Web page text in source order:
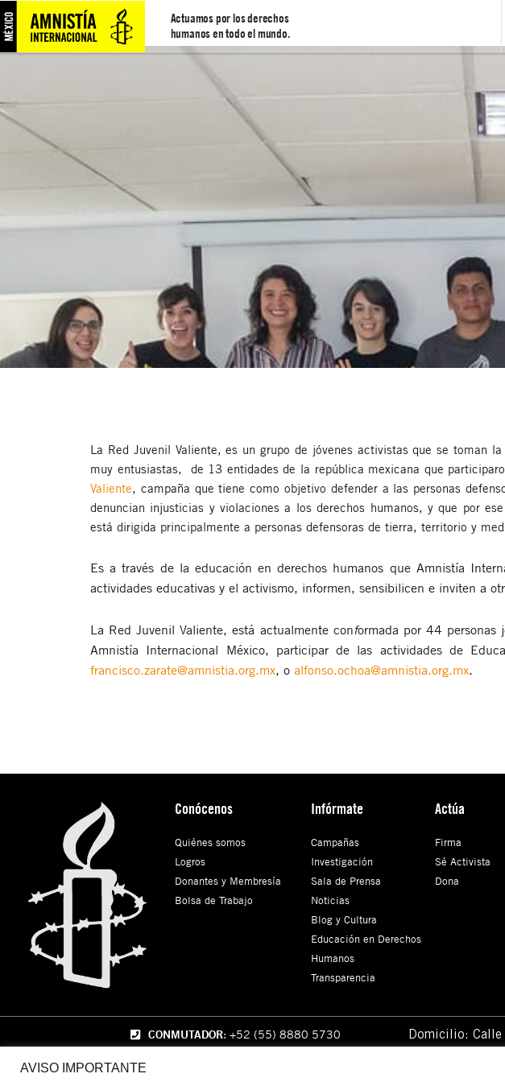
Actuamos por los derechos
humanos en todo el mundo.
La Red Juvenil Valiente, es un grupo de jóvenes activistas que se toman
muy entusiastas, de 13 entidades de la república mexicana que
Valiente, campaña que tiene como objetivo defender a las personas
denuncian injusticias y violaciones a los derechos humanos, y que por
está dirigida principalmente a personas defensoras de tierra, territorio y
Es a través de la educación en derechos humanos que Amnistía
actividades educativas y el activismo, informen, sensibilicen e inviten a
La Red Juvenil Valiente, está actualmente conformada por 44 personas
Amnistía Internacional México, participar de las actividades de
francisco.zarate@amnistia.org.mx, o alfonso.ochoa@amnistia.org.mx.
Conócenos
Quiénes somos
Logros
Donantes y Membresía
Bolsa de Trabajo
Infórmate
Campañas
Investigación
Sala de Prensa
Noticias
Blog y Cultura
Educación en Derechos
Humanos
Transparencia
Actúa
Firma
Sé Activista
Dona
CONMUTADOR: +52 (55) 8880 5730 Domicilio: Calle
AVISO IMPORTANTE